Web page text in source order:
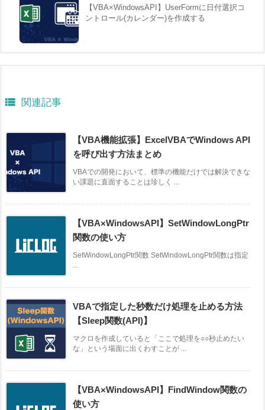
【VBA×WindowsAPI】UserFormに日付選択コ
ントロール(カレンダー)を作成する
 関連記事
【VBA機能拡張】ExcelVBAでWindows API
を呼び出す方法まとめ
VBAでの開発において、標準の機能だけでは解決できな
い課題に直面することは珍しく ...
【VBA×WindowsAPI】SetWindowLongPtr
関数の使い方
SetWindowLongPtr関数 SetWindowLongPtr関数は指定
...
VBAで指定した秒数だけ処理を止める方法
【Sleep関数(API)】
マクロを作成していると「ここで処理を○○秒止めたい
な」という場面に出くわすことが ...
【VBA×WindowsAPI】FindWindow関数の
使い方